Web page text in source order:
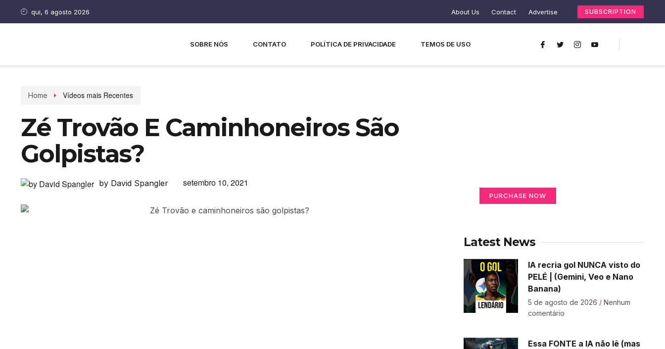
qui, 6 agosto 2026 About Us Contact Advertise SUBSCRIPTION
SOBRE NÓS CONTATO POLÍTICA DE PRIVACIDADE TEMOS DE USO
Home Vídeos mais Recentes
Zé Trovão E Caminhoneiros São
Golpistas?
by David Spangler setembro 10, 2021
PURCHASE NOW
Latest News
IA recria gol NUNCA visto do
PELÉ | (Gemini, Veo e Nano
Banana)
5 de agosto de 2026 Nenhum
comentário
Essa FONTE a IA não lê (mas